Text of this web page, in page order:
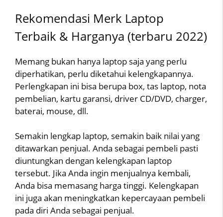
Rekomendasi Merk Laptop
Terbaik & Harganya (terbaru 2022)
Memang bukan hanya laptop saja yang perlu
diperhatikan, perlu diketahui kelengkapannya.
Perlengkapan ini bisa berupa box, tas laptop, nota
pembelian, kartu garansi, driver CD/DVD, charger,
baterai, mouse, dll.
Semakin lengkap laptop, semakin baik nilai yang
ditawarkan penjual. Anda sebagai pembeli pasti
diuntungkan dengan kelengkapan laptop
tersebut. Jika Anda ingin menjualnya kembali,
Anda bisa memasang harga tinggi. Kelengkapan
ini juga akan meningkatkan kepercayaan pembeli
pada diri Anda sebagai penjual.